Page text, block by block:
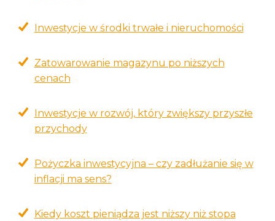
Inwestycje w środki trwałe i nieruchomości
Zatowarowanie magazynu po niższych
cenach
Inwestycje w rozwój, który zwiększy przyszłe
przychody
Pożyczka inwestycyjna – czy zadłużanie się w
inflacji ma sens?
Kiedy koszt pieniądza jest niższy niż stopa